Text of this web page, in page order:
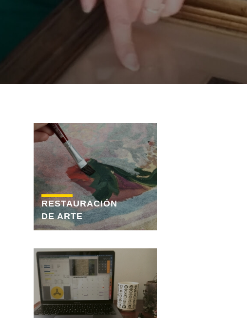
RESTAURACIÓN
DE ARTE